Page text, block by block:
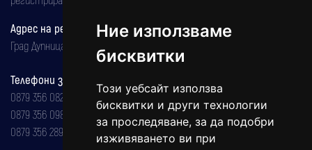
Ние използваме
бисквитки
Този уебсайт използва
бисквитки и други технологии
за проследяване, за да подобри
изживяването ви при
Адрес на редакцията
Град Дупница, ул.''Христо Ботев" 43
Телефони за реклама и абонаменти
0879 356 082
0879 356 098
0879 356 289